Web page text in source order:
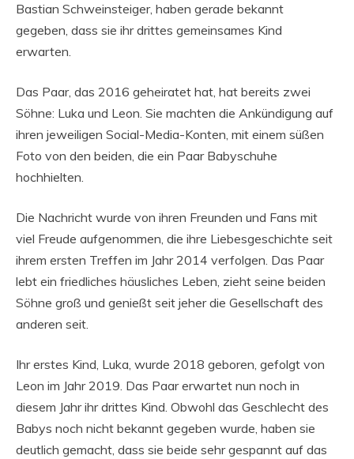
Bastian Schweinsteiger, haben gerade bekannt
gegeben, dass sie ihr drittes gemeinsames Kind
erwarten.
Das Paar, das 2016 geheiratet hat, hat bereits zwei
Söhne: Luka und Leon. Sie machten die Ankündigung auf
ihren jeweiligen Social-Media-Konten, mit einem süßen
Foto von den beiden, die ein Paar Babyschuhe
hochhielten.
Die Nachricht wurde von ihren Freunden und Fans mit
viel Freude aufgenommen, die ihre Liebesgeschichte seit
ihrem ersten Treffen im Jahr 2014 verfolgen. Das Paar
lebt ein friedliches häusliches Leben, zieht seine beiden
Söhne groß und genießt seit jeher die Gesellschaft des
anderen seit.
Ihr erstes Kind, Luka, wurde 2018 geboren, gefolgt von
Leon im Jahr 2019. Das Paar erwartet nun noch in
diesem Jahr ihr drittes Kind. Obwohl das Geschlecht des
Babys noch nicht bekannt gegeben wurde, haben sie
deutlich gemacht, dass sie beide sehr gespannt auf das